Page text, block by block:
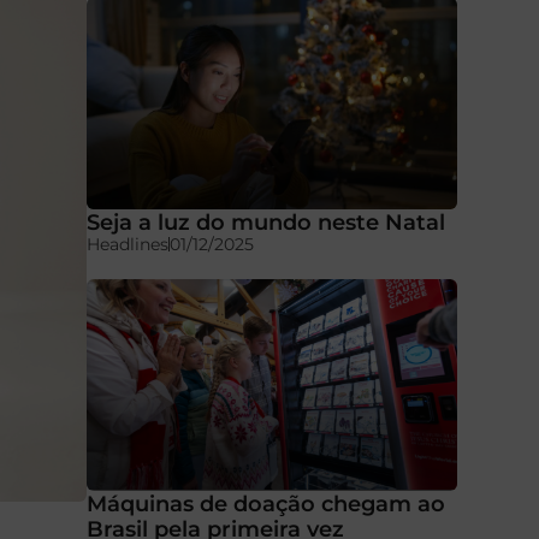
Seja a luz do mundo neste Natal
Headlines01/12/2025
Máquinas de doação chegam ao
Brasil pela primeira vez